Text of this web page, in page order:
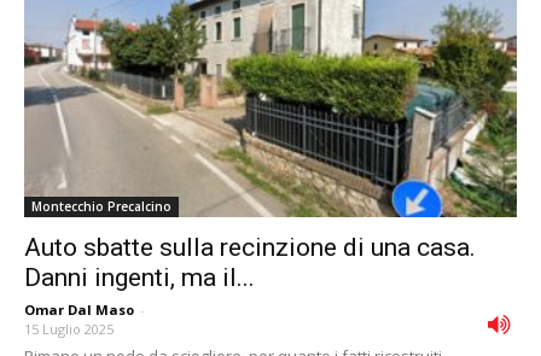
Montecchio Precalcino
Auto sbatte sulla recinzione di una casa.
Danni ingenti, ma il...
Omar Dal Maso -
15 Luglio 2025